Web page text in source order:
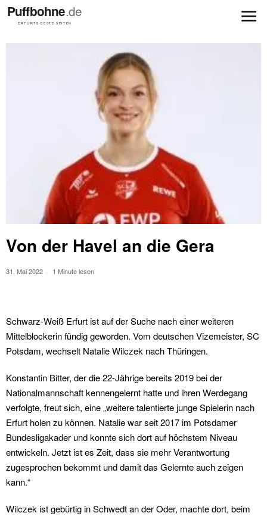
Von der Havel an die Gera
31. Mai 2022 1 Minute lesen
Schwarz-Weiß Erfurt ist auf der Suche nach einer weiteren
Mittelblockerin fündig geworden. Vom deutschen Vizemeister, SC
Potsdam, wechselt Natalie Wilczek nach Thüringen.
Konstantin Bitter, der die 22-Jährige bereits 2019 bei der
Nationalmannschaft kennengelernt hatte und ihren Werdegang
verfolgte, freut sich, eine „weitere talentierte junge Spielerin nach
Erfurt holen zu können. Natalie war seit 2017 im Potsdamer
Bundesligakader und konnte sich dort auf höchstem Niveau
entwickeln. Jetzt ist es Zeit, dass sie mehr Verantwortung
zugesprochen bekommt und damit das Gelernte auch zeigen
kann.“
Wilczek ist gebürtig in Schwedt an der Oder, machte dort, beim